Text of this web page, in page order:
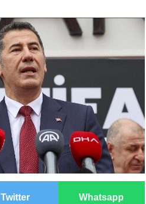
Twitter Whatsapp